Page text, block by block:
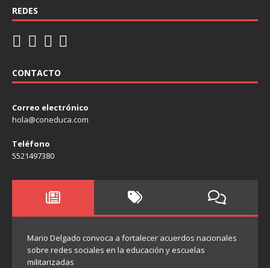
REDES
CONTACTO
Correo electrónico
hola@coneduca.com
Teléfono
5521497380
Mario Delgado convoca a fortalecer acuerdos nacionales
sobre redes sociales en la educación y escuelas
militarizadas